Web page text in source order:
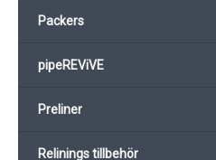
Packers
pipeREViVE
Preliner
Relinings tillbehör